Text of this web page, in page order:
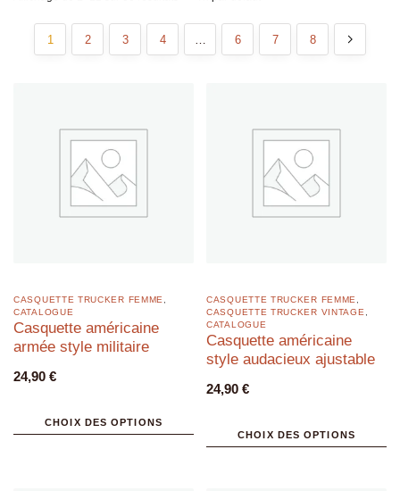
1 2 3 4 … 6 7 8
CASQUETTE TRUCKER FEMME
CATALOGUE
Casquette américaine
armée style militaire
24,90 €
CHOIX DES OPTIONS
CASQUETTE TRUCKER FEMME
CASQUETTE TRUCKER VINTAGE
CATALOGUE
Casquette américaine
style audacieux ajustable
24,90 €
CHOIX DES OPTIONS